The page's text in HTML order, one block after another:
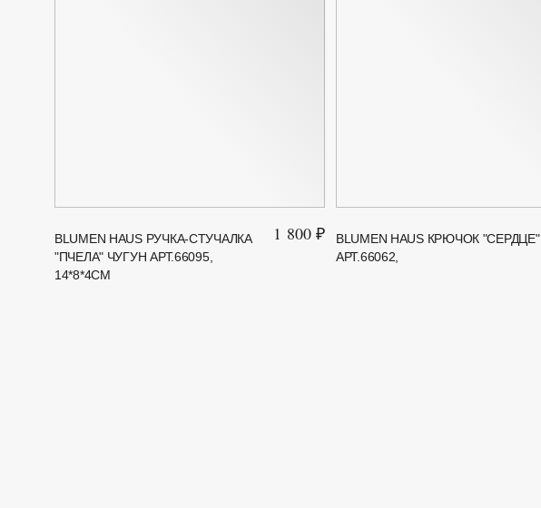
BLUMEN HAUS РУЧКА-СТУЧАЛКА
"ПЧЕЛА" ЧУГУН АРТ.66095,
14*8*4СМ
1 800 ₽
BLUMEN HAUS КРЮЧОК "СЕРДЦЕ"
АРТ.66062,